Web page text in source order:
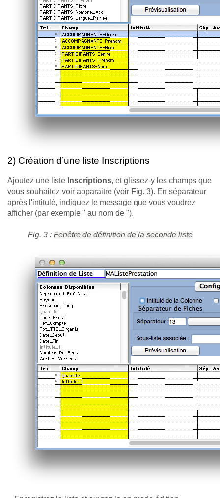
2) Création d’une liste Inscriptions
Ajoutez une liste Inscriptions, et glissez-y les champs que
vous souhaitez voir apparaitre (voir Fig. 3). En séparateur
après l'intitulé, indiquez le message que vous voudrez
afficher (par exemple " au nom de ").
Fig. 3 : Fenêtre de définition de la seconde liste